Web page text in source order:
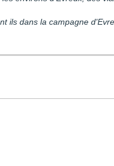
ils dans la campagne